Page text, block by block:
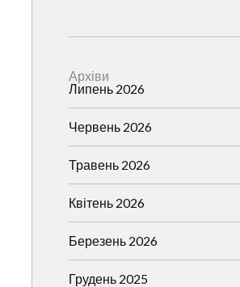
Архіви
Липень 2026
Червень 2026
Травень 2026
Квітень 2026
Березень 2026
Грудень 2025